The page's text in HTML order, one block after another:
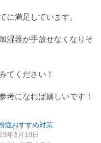
に満足しています。
湿器が手放せなくなりそ
てください！
考になれば嬉しいです！
症おすすめ対策
年3月10日